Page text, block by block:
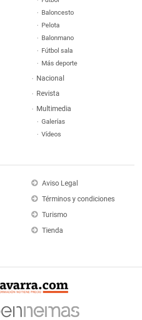
Baloncesto
Pelota
Balonmano
Fútbol sala
Más deporte
Nacional
Revista
Multimedia
Galerías
Vídeos
Aviso Legal
Términos y condiciones
Turismo
Tienda